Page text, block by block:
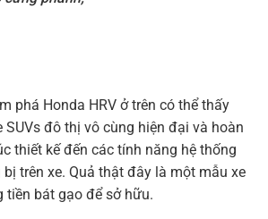
ngay Tổng đài 1800 659 để
Ôtô Bình Định, Phú Yên
đường Tây Sơn, P. Ghềnh Ráng, TP
Định
251 Đại lộ Hùng Vương, P.9, Tp Tuy